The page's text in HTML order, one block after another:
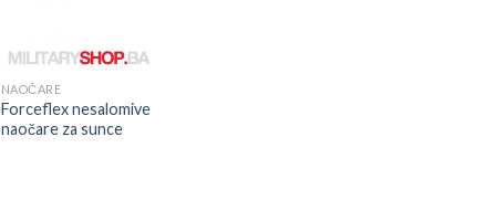
NAOČARE
Forceflex nesalomive
naočare za sunce